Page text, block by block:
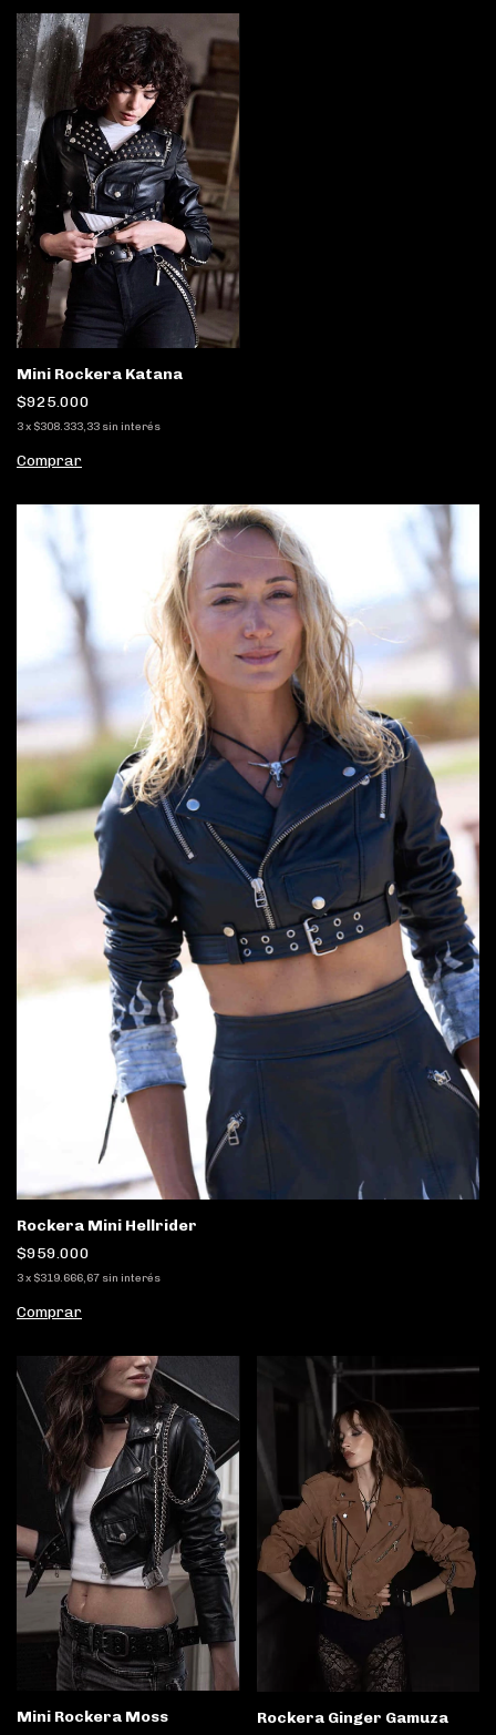
Mini Rockera Katana
$925.000
3x $308.333,33 sin interés
Comprar
Rockera Mini Hellrider
$959.000
3x $319.666,67 sin interés
Comprar
Mini Rockera Moss Rockera Ginger Gamuza